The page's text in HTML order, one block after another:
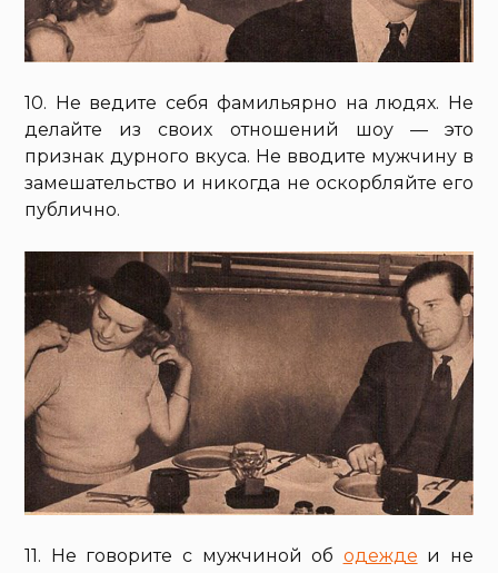
10. Не ведите себя фамильярно на людях. Не
делайте из своих отношений шоу — это
признак дурного вкуса. Не вводите мужчину в
замешательство и никогда не оскорбляйте его
публично.
11. Не говорите с мужчиной об одежде и не